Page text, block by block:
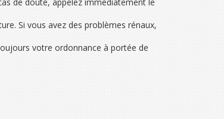
Si vous avez des problèmes rénaux,
votre ordonnance à portée de